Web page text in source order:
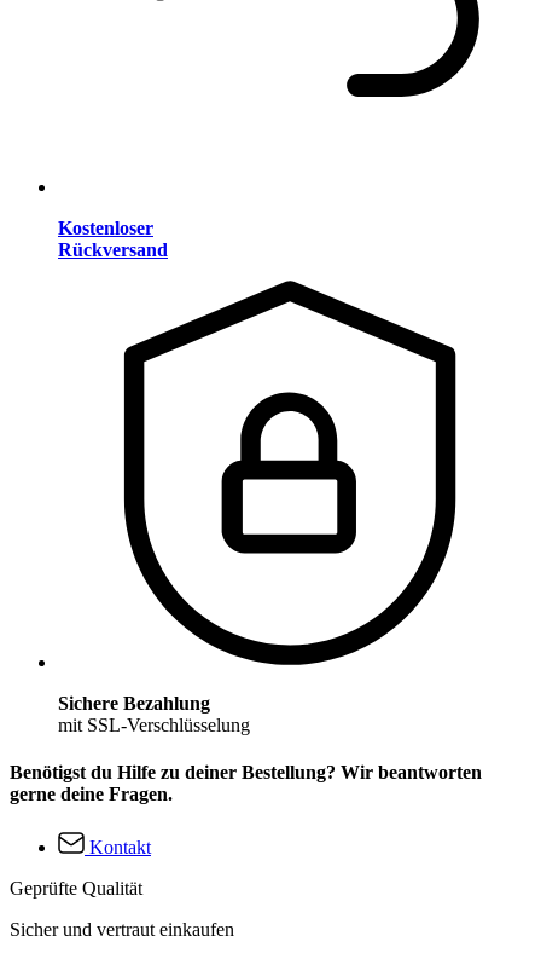
Kostenloser
Rückversand
Sichere Bezahlung
mit SSL-Verschlüsselung
Benötigst du Hilfe zu deiner Bestellung? Wir beantworten
gerne deine Fragen.
Kontakt
Geprüfte Qualität
Sicher und vertraut einkaufen